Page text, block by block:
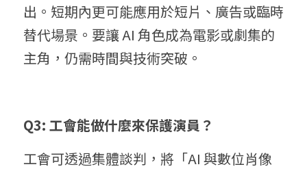
出。短期內更可能應用於短片、廣告或臨時
替代場景。要讓 AI 角色成為電影或劇集的
主角，仍需時間與技術突破。
Q3: 工會能做什麼來保護演員？
工會可透過集體談判，將「AI 與數位肖像